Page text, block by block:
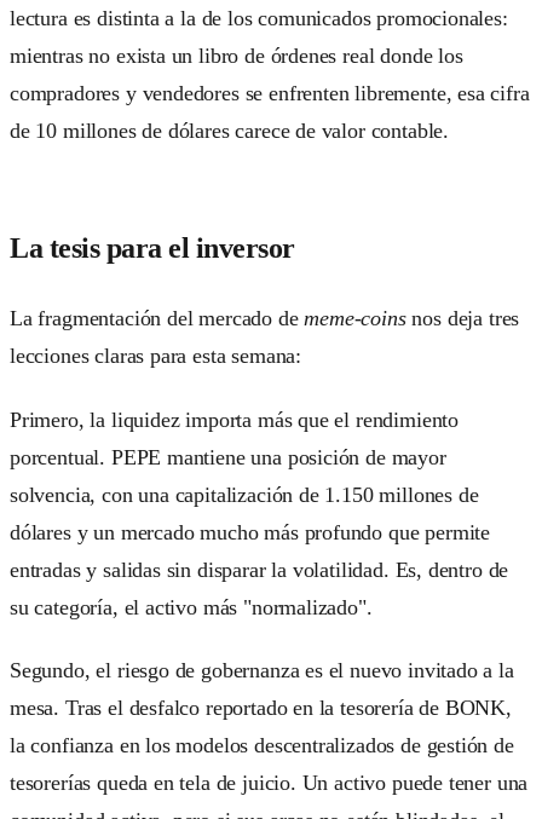
lectura es distinta a la de los comunicados promocionales:
mientras no exista un libro de órdenes real donde los
compradores y vendedores se enfrenten libremente, esa cifra
de 10 millones de dólares carece de valor contable.
La tesis para el inversor
La fragmentación del mercado dememe-coinsnos deja tres
lecciones claras para esta semana:
Primero, la liquidez importa más que el rendimiento
porcentual. PEPE mantiene una posición de mayor
solvencia, con una capitalización de 1.150 millones de
dólares y un mercado mucho más profundo que permite
entradas y salidas sin disparar la volatilidad. Es, dentro de
su categoría, el activo más "normalizado".
Segundo, el riesgo de gobernanza es el nuevo invitado a la
mesa. Tras el desfalco reportado en la tesorería de BONK,
la confianza en los modelos descentralizados de gestión de
tesorerías queda en tela de juicio. Un activo puede tener una